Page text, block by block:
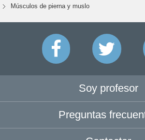
Músculos de pierna y muslo
Soy profesor
Preguntas